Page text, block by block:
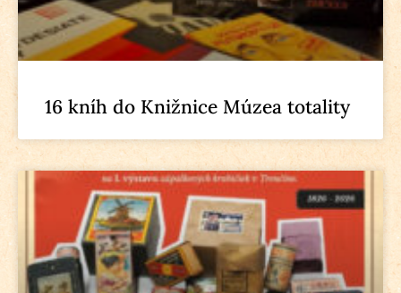
16 kníh do Knižnice Múzea totality